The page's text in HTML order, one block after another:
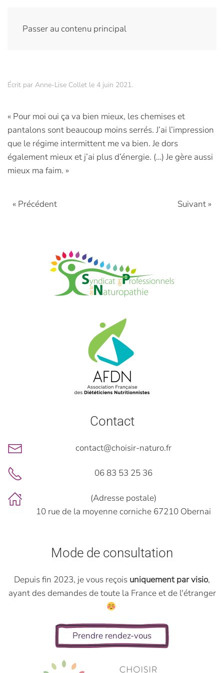
Passer au contenu principal
Écrit par Anne-Lise Collet le 4 juin 2021.
« Pour moi oui ça va bien mieux, les chemises et
pantalons sont beaucoup moins serrés. J’ai l’impression
que le régime intermittent me va bien. Je dors
également mieux et j’ai plus d’énergie. (…) Je gère aussi
mieux ma faim. »
« Précédent Suivant »
Contact
contact@choisir-naturo.fr
06 83 53 25 36
(Adresse postale)
10 rue de la moyenne corniche 67210 Obernai
Mode de consultation
Depuis fin 2023, je vous reçois uniquement par visio,
ayant des demandes de toute la France et de l'étranger
Prendre rendez-vous